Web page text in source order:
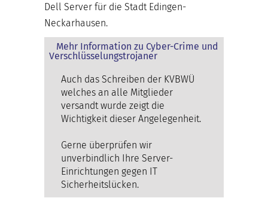
Dell Server für die Stadt Edingen-
Neckarhausen.
Mehr Information zu Cyber-Crime und
Verschlüsselungstrojaner
Auch das Schreiben der KVBWÜ
welches an alle Mitglieder
versandt wurde zeigt die
Wichtigkeit dieser Angelegenheit.
Gerne überprüfen wir
unverbindlich Ihre Server-
Einrichtungen gegen IT
Sicherheitslücken.